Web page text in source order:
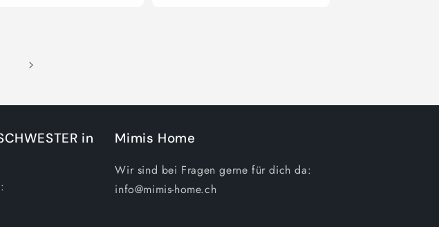
in
Mimis Home
Wir sind bei Fragen gerne für dich da:
info@mimis-home.ch